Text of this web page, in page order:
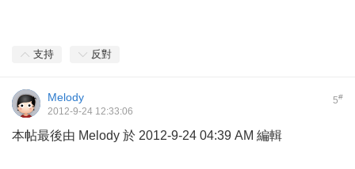
支持 反對
5#
Melody
2012-9-24 12:33:06
本帖最後由 Melody 於 2012-9-24 04:39 AM 編輯